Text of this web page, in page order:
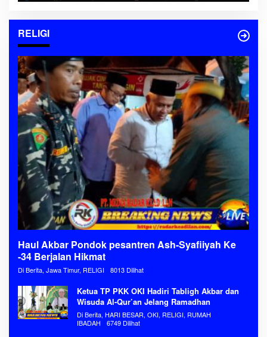
RELIGI
Haul Akbar Pondok pesantren Ash-Syafiiyah Ke
-34 Berjalan Hikmat
Di Berita, Jawa Timur, RELIGI 8013 Dilihat
Ketua TP PKK OKI Hadiri Tabligh Akbar dan
Wisuda Al-Qur’an Jelang Ramadhan
Di Berita, HARI BESAR, OKI, RELIGI, RUMAH
IBADAH
6749 Dilihat